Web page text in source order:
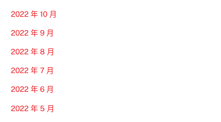
2022 年 10 月
2022 年 9 月
2022 年 8 月
2022 年 7 月
2022 年 6 月
2022 年 5 月